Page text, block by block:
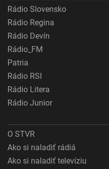
Rádio Slovensko
Rádio Regina
Rádio Devín
Rádio_FM
Patria
Rádio RSI
Rádio Litera
Rádio Junior
O STVR
Ako si naladiť rádiá
Ako si naladiť televíziu